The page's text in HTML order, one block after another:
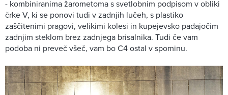
- kombiniranima žarometoma s svetlobnim podpisom v obliki
črke V, ki se ponovi tudi v zadnjih lučeh, s plastiko
zaščitenimi pragovi, velikimi kolesi in kupejevsko padajočim
zadnjim steklom brez zadnjega brisalnika. Tudi če vam
podoba ni preveč všeč, vam bo C4 ostal v spominu.